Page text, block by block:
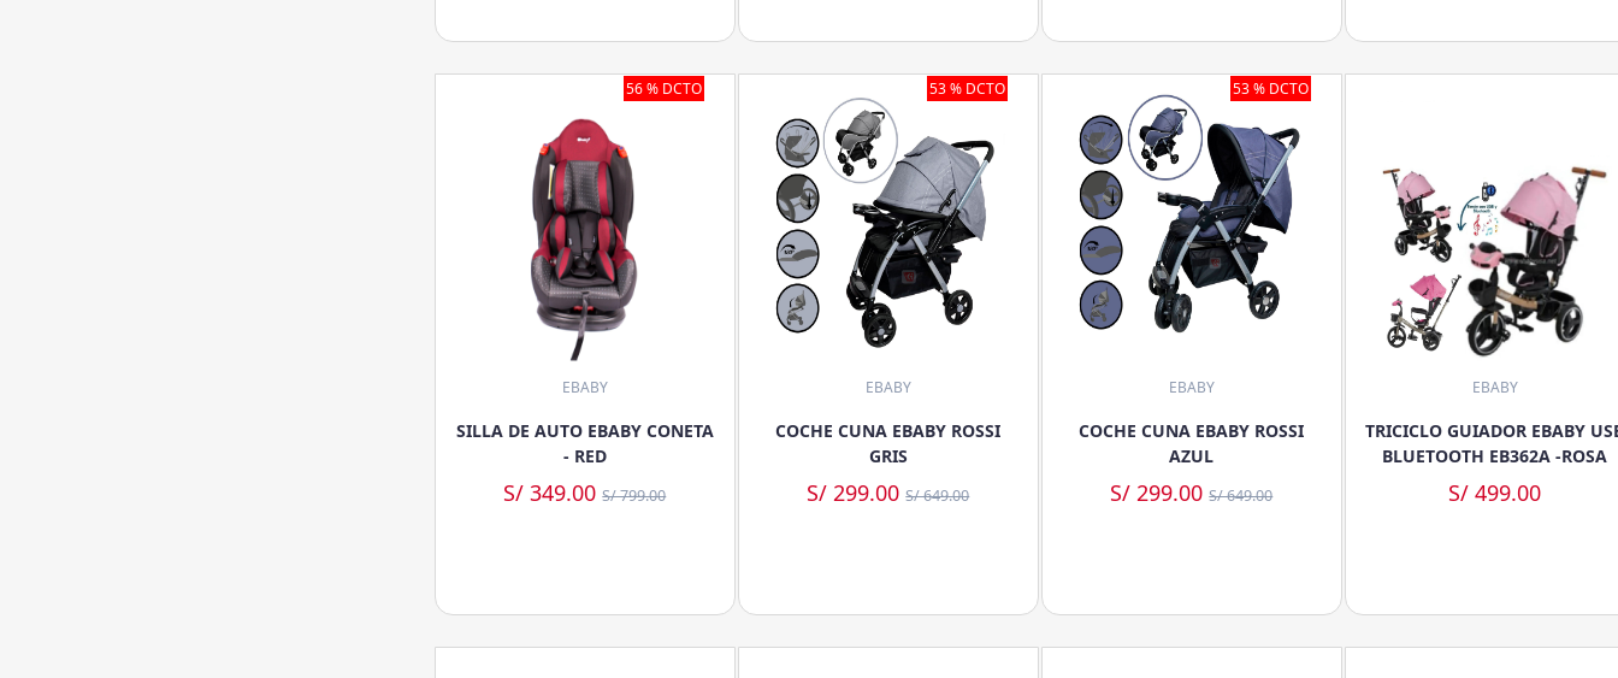
56 % DCTO
EBABY
SILLA DE AUTO EBABY CONETA
- RED
S/ 349.00S/ 799.00
53 % DCTO
EBABY
COCHE CUNA EBABY ROSSI
GRIS
S/ 299.00S/ 649.00
53 % DCTO
EBABY
COCHE CUNA EBABY ROSSI
AZUL
S/ 299.00S/ 649.00
EBABY
TRICICLO GUIADOR EBABY
BLUETOOTH EB362A -ROSA
S/ 499.00